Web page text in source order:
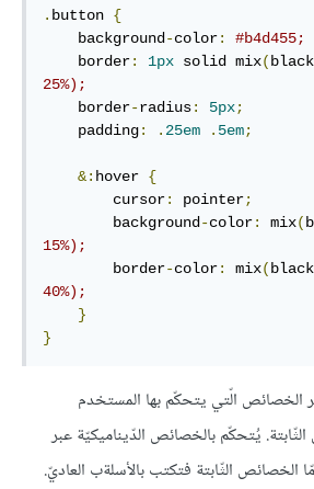
. button {
    background
-color:
#b4d455;
    border
: 1px solid mix( black
25%);
    border
-radius: 5px;
    padding
: . 25em . 5em;
&: hover {
        cursor
: pointer;
        background
-color: mix(
15%);
        border
-color: mix( black
40%);
}
}
الخصائص الّتي يتحكّم بها المستخدم
يُتحكّم بالخصائص الدّيناميكيّة عبر
الخصائص الثّابتة فتكتب بالأسلةب العاديّ.